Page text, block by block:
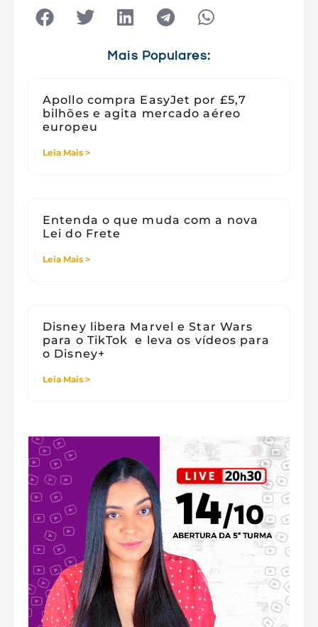
Tecnologia
Mais Populares:
Apollo compra EasyJet por £5,7
bilhões e agita mercado aéreo
europeu
Leia Mais >
Entenda o que muda com a nova
Lei do Frete
Leia Mais >
Disney libera Marvel e Star Wars
para o TikTok e leva os vídeos para
o Disney+
Leia Mais >